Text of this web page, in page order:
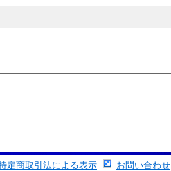
定商取引法による表示
お問い合わせ